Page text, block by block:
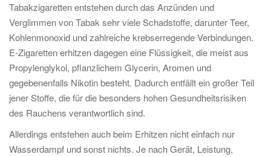
Tabakzigaretten entstehen durch das Anzünden und
Verglimmen von Tabak sehr viele Schadstoffe, darunter Teer,
Kohlenmonoxid und zahlreiche krebserregende Verbindungen.
E-Zigaretten erhitzen dagegen eine Flüssigkeit, die meist aus
Propylenglykol, pflanzlichem Glycerin, Aromen und
gegebenenfalls Nikotin besteht. Dadurch entfällt ein großer Teil
jener Stoffe, die für die besonders hohen Gesundheitsrisiken
des Rauchens verantwortlich sind.
Allerdings entstehen auch beim Erhitzen nicht einfach nur
Wasserdampf und sonst nichts. Je nach Gerät, Leistung,